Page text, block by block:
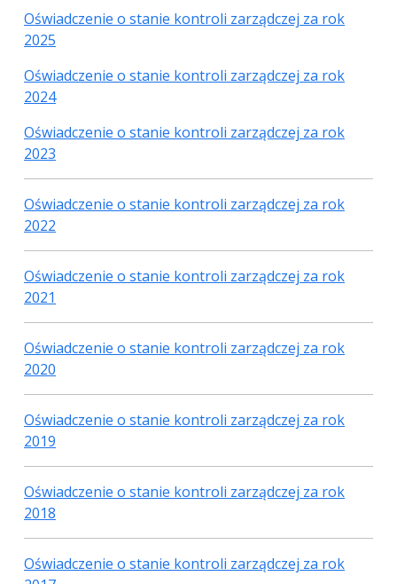
Oświadczenie o stanie kontroli zarządczej za rok
2025
Oświadczenie o stanie kontroli zarządczej za rok
2024
Oświadczenie o stanie kontroli zarządczej za rok
2023
Oświadczenie o stanie kontroli zarządczej za rok
2022
Oświadczenie o stanie kontroli zarządczej za rok
2021
Oświadczenie o stanie kontroli zarządczej za rok
2020
Oświadczenie o stanie kontroli zarządczej za rok
2019
Oświadczenie o stanie kontroli zarządczej za rok
2018
Oświadczenie o stanie kontroli zarządczej za rok